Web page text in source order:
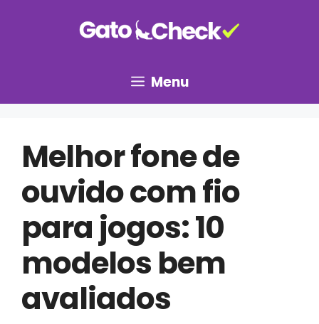
Menu
Melhor fone de
ouvido com fio
para jogos: 10
modelos bem
avaliados